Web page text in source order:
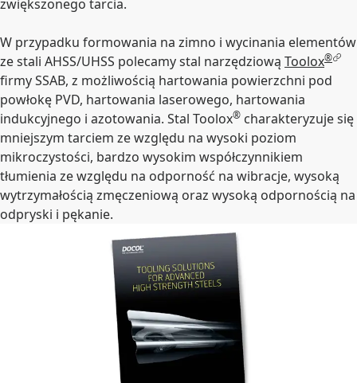
zwiększonego tarcia.
W przypadku formowania na zimno i wycinania elementów
ze stali AHSS/UHSS polecamy stal narzędziową Toolox®
firmy SSAB, z możliwością hartowania powierzchni pod
powłokę PVD, hartowania laserowego, hartowania
indukcyjnego i azotowania. Stal Toolox® charakteryzuje się
mniejszym tarciem ze względu na wysoki poziom
mikroczystości, bardzo wysokim współczynnikiem
tłumienia ze względu na odporność na wibracje, wysoką
wytrzymałością zmęczeniową oraz wysoką odpornością na
odpryski i pękanie.